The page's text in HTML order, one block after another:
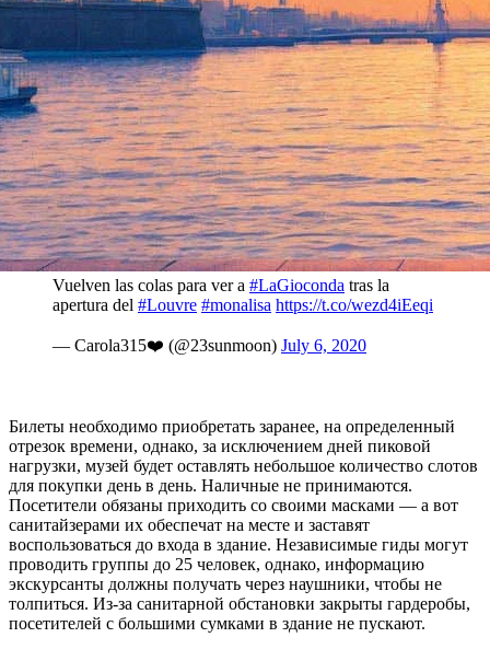
Главный художественный музей Франции, парижский Лувр, 6
июля одним из последних в стране открыл двери для
посетителей. Он был закрыт почти четыре месяца.
Новые правила посещения включают обязательное ношение
масок, ограничение числа гостей и билеты «в один конец» –
то есть идти по музею можно лишь в одном направлении.
Самый популярный экспонат Лувра — Мона Лиза — теперь
обзавелся собственной очередью: чтобы подойти к картине
близко, нужно отстоять лабиринт из ленточных ограждений
площадью практически во весь зал. Бонусом — возможность
рассматривать в это время произведения на других стенах.
Vuelven las colas para ver a #LaGioconda tras la
apertura del #Louvre #monalisa https://t.co/wezd4iEeqi
— Carola315❤️ (@23sunmoon) July 6, 2020
Билеты необходимо приобретать заранее, на определенный
отрезок времени, однако, за исключением дней пиковой
нагрузки, музей будет оставлять небольшое количество слотов
для покупки день в день. Наличные не принимаются.
Посетители обязаны приходить со своими масками — а вот
санитайзерами их обеспечат на месте и заставят
воспользоваться до входа в здание. Независимые гиды могут
проводить группы до 25 человек, однако, информацию
экскурсанты должны получать через наушники, чтобы не
толпиться. Из-за санитарной обстановки закрыты гардеробы,
посетителей с большими сумками в здание не пускают.